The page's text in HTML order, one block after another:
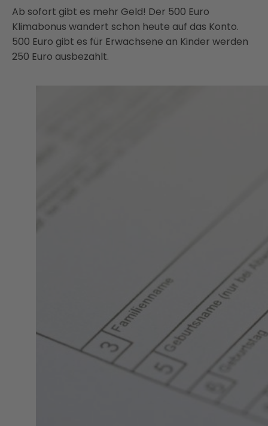
Ab sofort gibt es mehr Geld! Der 500 Euro
Klimabonus wandert schon heute auf das Konto.
500 Euro gibt es für Erwachsene an Kinder werden
250 Euro ausbezahlt.